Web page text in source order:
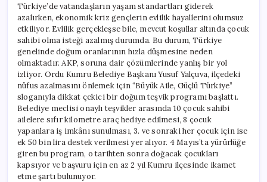
Programı
için
Türkiye’de vatandaşların yaşam standartları giderek
azalırken, ekonomik kriz gençlerin evlilik hayallerini olumsuz
etkiliyor. Evlilik gerçekleşse bile, mevcut koşullar altında çocuk
sahibi olma isteği azalmış durumda. Bu durum, Türkiye
genelinde doğum oranlarının hızla düşmesine neden
olmaktadır. AKP, soruna dair çözümlerinde yanlış bir yol
izliyor. Ordu Kumru Belediye Başkanı Yusuf Yalçuva, ilçedeki
nüfus azalmasını önlemek için “Büyük Aile, Güçlü Türkiye”
sloganıyla dikkat çekici bir doğum teşvik programı başlattı.
Belediye meclisi onaylı teşvikler arasında 10 çocuk sahibi
ailelere sıfır kilometre araç hediye edilmesi, 8 çocuk
yapanlara iş imkânı sunulması, 3. ve sonraki her çocuk için ise
ek 50 bin lira destek verilmesi yer alıyor. 4 Mayıs’ta yürürlüğe
giren bu program, o tarihten sonra doğacak çocukları
kapsıyor ve başvuru için en az 2 yıl Kumru ilçesinde ikamet
etme şartı bulunuyor.